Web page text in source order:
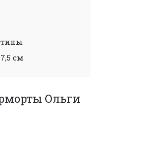
см
Ольги